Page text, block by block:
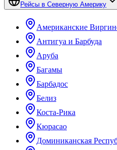
Рейсы в Северную Америку
Американские
Антигуа и Барбуда
Аруба
Багамы
Барбадос
Белиз
Коста-Рика
Кюрасао
Доминиканская